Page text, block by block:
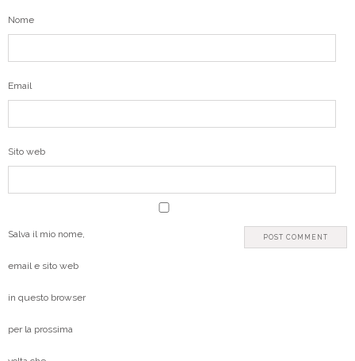
Nome
Email
Sito web
Salva il mio nome,
email e sito web
in questo browser
per la prossima